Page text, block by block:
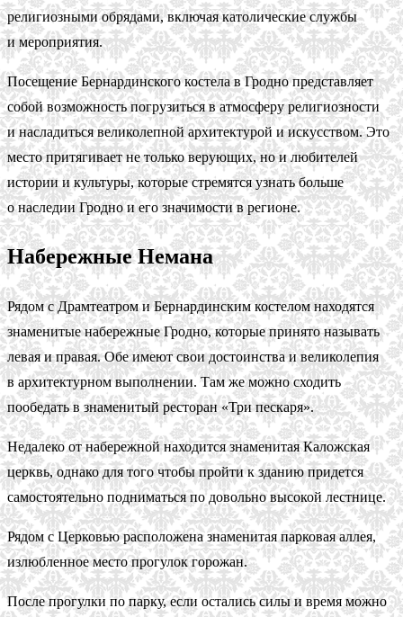
религиозными обрядами, включая католические службы
и мероприятия.
Посещение Бернардинского костела в Гродно представляет
собой возможность погрузиться в атмосферу религиозности
и насладиться великолепной архитектурой и искусством. Это
место притягивает не только верующих, но и любителей
истории и культуры, которые стремятся узнать больше
о наследии Гродно и его значимости в регионе.
Набережные Немана
Рядом с Драмтеатром и Бернардинским костелом находятся
знаменитые набережные Гродно, которые принято называть
левая и правая. Обе имеют свои достоинства и великолепия
в архитектурном выполнении. Там же можно сходить
пообедать в знаменитый ресторан «Три пескаря».
Недалеко от набережной находится знаменитая Каложская
церквь, однако для того чтобы пройти к зданию придется
самостоятельно подниматься по довольно высокой лестнице.
Рядом с Церковью расположена знаменитая парковая аллея,
излюбленное место прогулок горожан.
После прогулки по парку, если остались силы и время можно